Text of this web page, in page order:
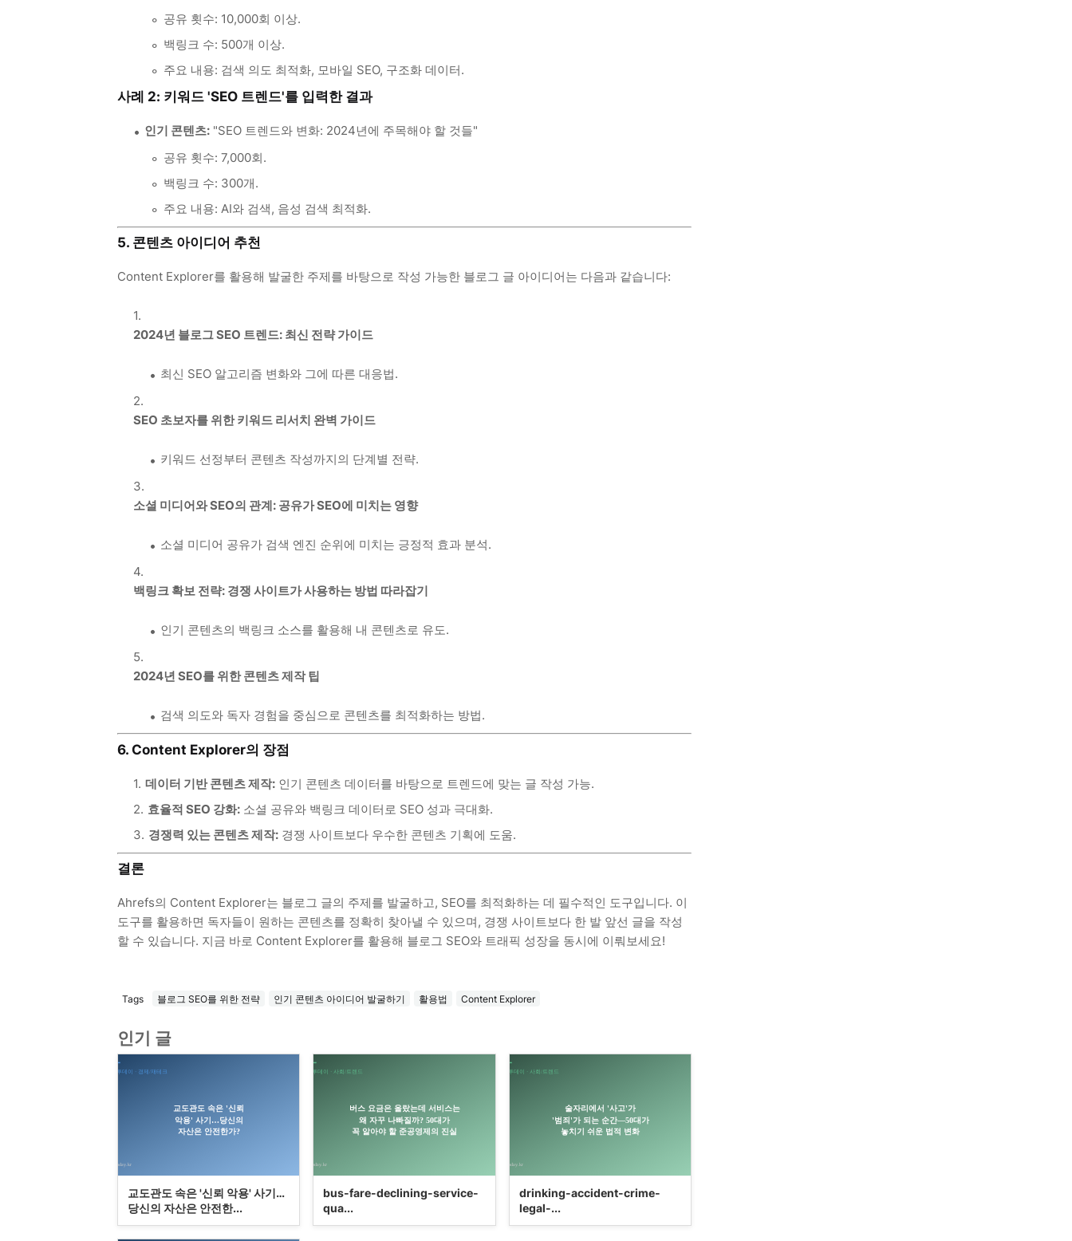
공유 횟수: 10,000회 이상.
백링크 수: 500개 이상.
주요 내용: 검색 의도 최적화, 모바일 SEO, 구조화 데이터.
사례 2: 키워드 'SEO 트렌드'를 입력한 결과
인기 콘텐츠: "SEO 트렌드와 변화: 2024년에 주목해야 할 것들"
공유 횟수: 7,000회.
백링크 수: 300개.
주요 내용: AI와 검색, 음성 검색 최적화.
5. 콘텐츠 아이디어 추천
Content Explorer를 활용해 발굴한 주제를 바탕으로 작성 가능한 블로그 글 아이디어는 다음과 같습니다:
2024년 블로그 SEO 트렌드: 최신 전략 가이드
최신 SEO 알고리즘 변화와 그에 따른 대응법.
SEO 초보자를 위한 키워드 리서치 완벽 가이드
키워드 선정부터 콘텐츠 작성까지의 단계별 전략.
소셜 미디어와 SEO의 관계: 공유가 SEO에 미치는 영향
소셜 미디어 공유가 검색 엔진 순위에 미치는 긍정적 효과 분석.
백링크 확보 전략: 경쟁 사이트가 사용하는 방법 따라잡기
인기 콘텐츠의 백링크 소스를 활용해 내 콘텐츠로 유도.
2024년 SEO를 위한 콘텐츠 제작 팁
검색 의도와 독자 경험을 중심으로 콘텐츠를 최적화하는 방법.
6. Content Explorer의 장점
데이터 기반 콘텐츠 제작: 인기 콘텐츠 데이터를 바탕으로 트렌드에 맞는 글 작성 가능.
효율적 SEO 강화: 소셜 공유와 백링크 데이터로 SEO 성과 극대화.
경쟁력 있는 콘텐츠 제작: 경쟁 사이트보다 우수한 콘텐츠 기획에 도움.
결론
Ahrefs의 Content Explorer는 블로그 글의 주제를 발굴하고, SEO를 최적화하는 데 필수적인 도구입니다. 이
도구를 활용하면 독자들이 원하는 콘텐츠를 정확히 찾아낼 수 있으며, 경쟁 사이트보다 한 발 앞선 글을 작성
할 수 있습니다. 지금 바로 Content Explorer를 활용해 블로그 SEO와 트래픽 성장을 동시에 이뤄보세요!
Tags 블로그 SEO를 위한 전략 인기 콘텐츠 아이디어 발굴하기 활용법 Content Explorer
인기 글
교도관도 속은 '신뢰 악용' 사기…
당신의 자산은 안전한...
bus-fare-declining-service-
qua...
drinking-accident-crime-
legal-...